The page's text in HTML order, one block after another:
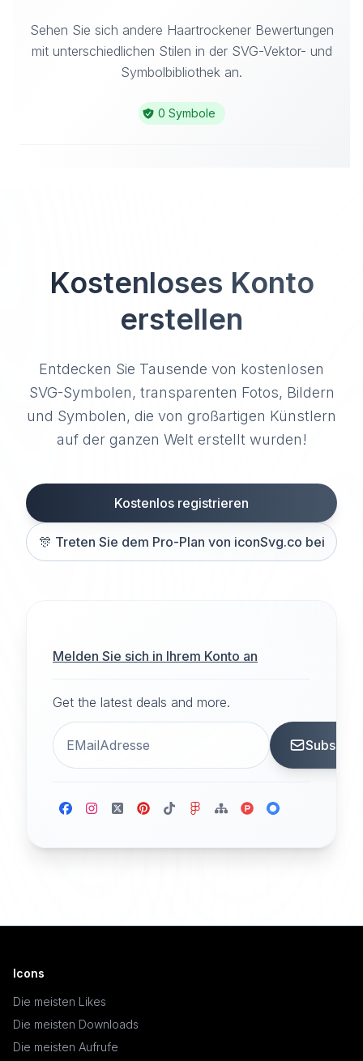
Sehen Sie sich andere Haartrockener Bewertungen
mit unterschiedlichen Stilen in der SVG-Vektor- und
Symbolbibliothek an.
0 Symbole
Kostenloses Konto
erstellen
Entdecken Sie Tausende von kostenlosen
SVG-Symbolen, transparenten Fotos, Bildern
und Symbolen, die von großartigen Künstlern
auf der ganzen Welt erstellt wurden!
Kostenlos registrieren
🎊 Treten Sie dem Pro-Plan von iconSvg.co bei
Melden Sie sich in Ihrem Konto an
Get the latest deals and more.
Icons
Die meisten Likes
Die meisten Downloads
Die meisten Aufrufe